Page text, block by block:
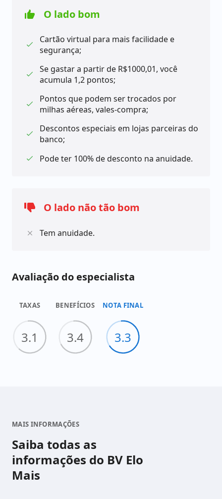
anuidade, como:
A partir de R$1500,00 tem 50% de desconto;
A partir de R$2.250,00 tem 75% de desconto;
A partir de R$3000,00 tem 100% de desconto.
A solicitação dele é feita no site do banco BV. Você
vai precisar preencher um pequeno formulário e
logo em seguida, o banco vai analisar a sua
O lado bom
Cartão virtual para mais facilidade e
segurança;
Se gastar a partir de R$1000,01, você
acumula 1,2 pontos;
Pontos que podem ser trocados por
milhas aéreas, vales-compra;
Descontos especiais em lojas parceiras do
banco;
Pode ter 100% de desconto na anuidade.
O lado não tão bom
Tem anuidade.
Avaliação do especialista
TAXAS
3.1
BENEFÍCIOS
3.4
NOTA FINAL
3.3
MAIS INFORMAÇÕES
Saiba todas as
informações do BV Elo
Mais